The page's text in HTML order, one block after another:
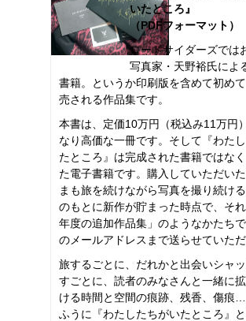
いたところ』
（PDFフォーマット）
ロードサイダーズでは
写真家・天野裕氏によ
書籍。というか印刷版を含めて初め
売される作品集です。
本書は、定価10万円（税込み11万円
なり高価な一冊です。そして『わた
たところ』は完成された書籍ではな
た電子書籍です。購入していただい
まも旅を続けながら写真を撮り続け
のもとに新作が貯まった時点で、そ
年度の追加作品集」のようなかたち
のメールアドレスまで送らせていただ
旅するごとに、だれかと出会いシャ
すごとに、読者のみなさんと一緒に
ける時間と空間の痕跡、残香、傷痕
ふうに『わたしたちがいたところ』